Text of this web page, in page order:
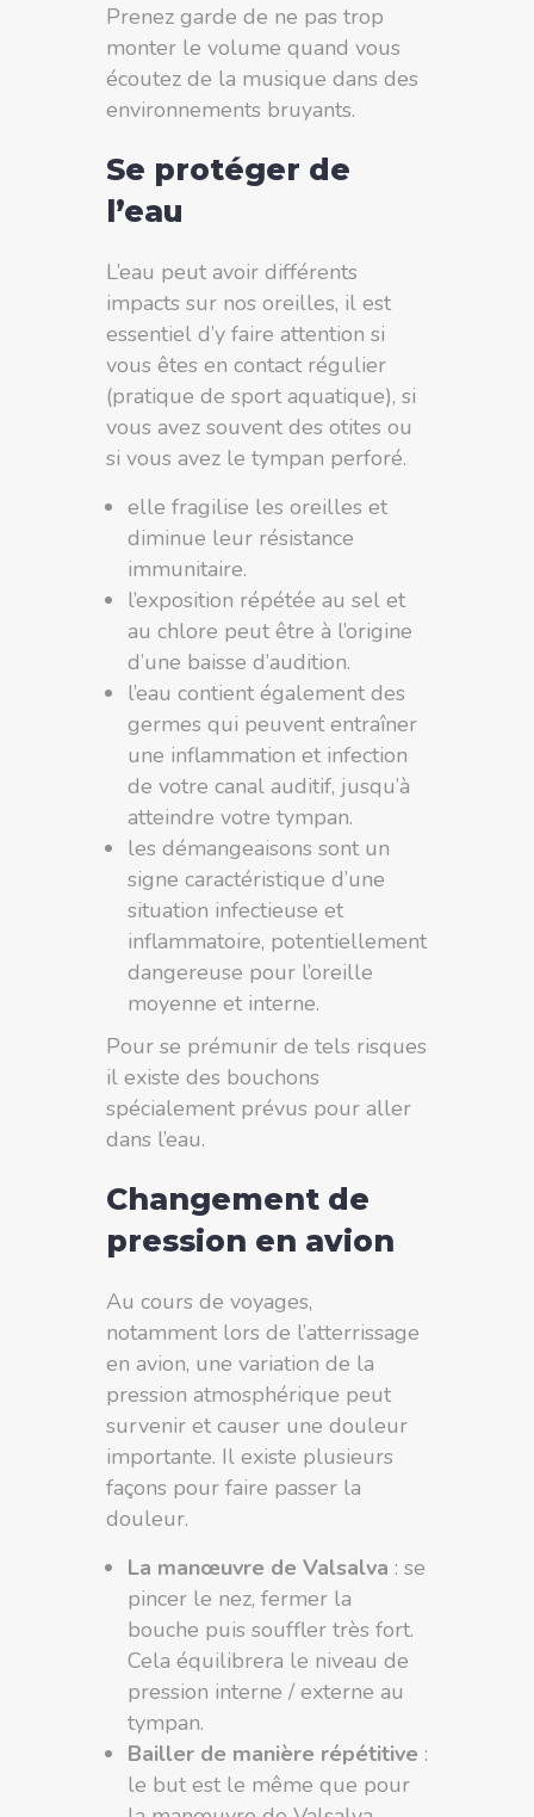
Prenez garde de ne pas trop
monter le volume quand vous
écoutez de la musique dans des
environnements bruyants.
Se protéger de
l’eau
L’eau peut avoir différents
impacts sur nos oreilles, il est
essentiel d’y faire attention si
vous êtes en contact régulier
(pratique de sport aquatique), si
vous avez souvent des otites ou
si vous avez le tympan perforé.
elle fragilise les oreilles et
diminue leur résistance
immunitaire.
l’exposition répétée au sel et
au chlore peut être à l’origine
d’une baisse d’audition.
l’eau contient également des
germes qui peuvent entraîner
une inflammation et infection
de votre canal auditif, jusqu’à
atteindre votre tympan.
les démangeaisons sont un
signe caractéristique d’une
situation infectieuse et
inflammatoire, potentiellement
dangereuse pour l’oreille
moyenne et interne.
Pour se prémunir de tels risques
il existe des bouchons
spécialement prévus pour aller
dans l’eau.
Changement de
pression en avion
Au cours de voyages,
notamment lors de l’atterrissage
en avion, une variation de la
pression atmosphérique peut
survenir et causer une douleur
importante. Il existe plusieurs
façons pour faire passer la
douleur.
La manœuvre de Valsalva : se
pincer le nez, fermer la
bouche puis souffler très fort.
Cela équilibrera le niveau de
pression interne / externe au
tympan.
Bailler de manière répétitive :
le but est le même que pour